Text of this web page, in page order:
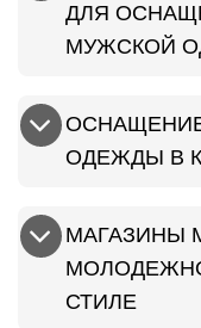
ДЛЯ
МУЖСКОЙ
ОДЕЖДЫ В
МАГАЗИНЫ
СТИЛЕ